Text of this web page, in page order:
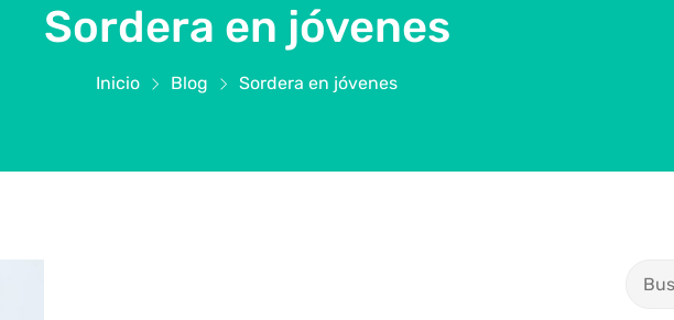
Sordera en jóvenes
Inicio Blog Sordera en jóvenes